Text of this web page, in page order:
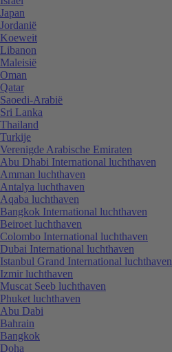
Japan
Jordanië
Koeweit
Libanon
Maleisië
Oman
Qatar
Saoedi-Arabië
Sri Lanka
Thailand
Turkije
Verenigde Arabische Emiraten
Abu Dhabi International luchthaven
Amman luchthaven
Antalya luchthaven
Aqaba luchthaven
Bangkok International luchthaven
Beiroet luchthaven
Colombo International luchthaven
Dubai International luchthaven
Istanbul Grand International luchthaven
Izmir luchthaven
Muscat Seeb luchthaven
Phuket luchthaven
Abu Dabi
Bahrain
Bangkok
Doha